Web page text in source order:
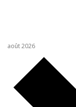
août 2026